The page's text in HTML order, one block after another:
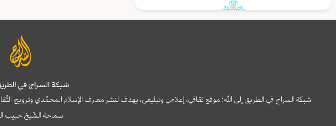
شبكة السراج في
شبكة السراج في الطريق إلى الله؛ موقع ثقافي، إعلامي وتبليغي، يهدف لنشر معارف الإسلام المحمّدي وترويج
سماحة الشّيخ حبيب